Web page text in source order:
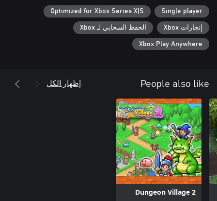
Single player
Optimized for Xbox Series X|S
إنجازات Xbox الحفظ السحابي لـ Xbox
Xbox Play Anywhere
People also like إظهار الكل
Dungeon Village 2